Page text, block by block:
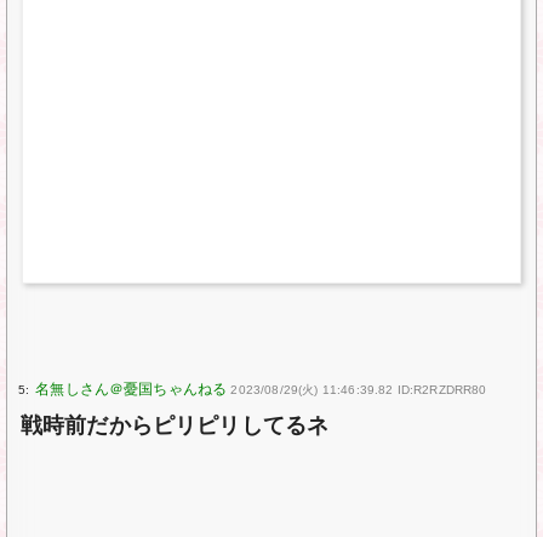
5: 2023/08/29(火) 11:46:39.82 ID:R2RZDRR80
戦時前だからピリピリしてるネ